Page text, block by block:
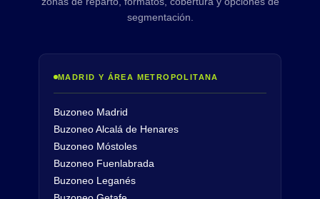
segmentación.
MADRID Y ÁREA METROPOLITANA
Buzoneo Madrid
Buzoneo Alcalá de Henares
Buzoneo Móstoles
Buzoneo Fuenlabrada
Buzoneo Leganés